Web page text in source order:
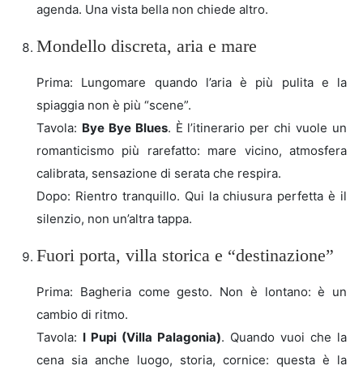
agenda. Una vista bella non chiede altro.
Mondello discreta, aria e mare
Prima: Lungomare quando l’aria è più pulita e la
spiaggia non è più “scene”.
Tavola: Bye Bye Blues. È l’itinerario per chi vuole un
romanticismo più rarefatto: mare vicino, atmosfera
calibrata, sensazione di serata che respira.
Dopo: Rientro tranquillo. Qui la chiusura perfetta è il
silenzio, non un’altra tappa.
Fuori porta, villa storica e “destinazione”
Prima: Bagheria come gesto. Non è lontano: è un
cambio di ritmo.
Tavola: I Pupi (Villa Palagonia). Quando vuoi che la
cena sia anche luogo, storia, cornice: questa è la